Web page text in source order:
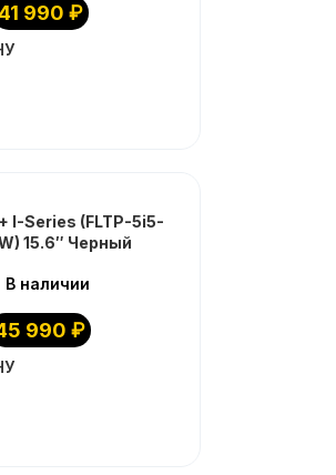
990 ₽
I-Series (FLTP-5i5-
15.6″ Черный
В наличии
990₽